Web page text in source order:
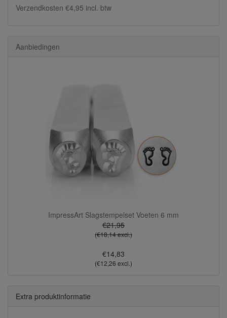
Verzendkosten €4,95 incl. btw
Aanbiedingen
ImpressArt Slagstempelset Voeten 6 mm
€21,95
(€18,14 excl.)
€14,83
(€12,26 excl.)
Extra produktinformatie